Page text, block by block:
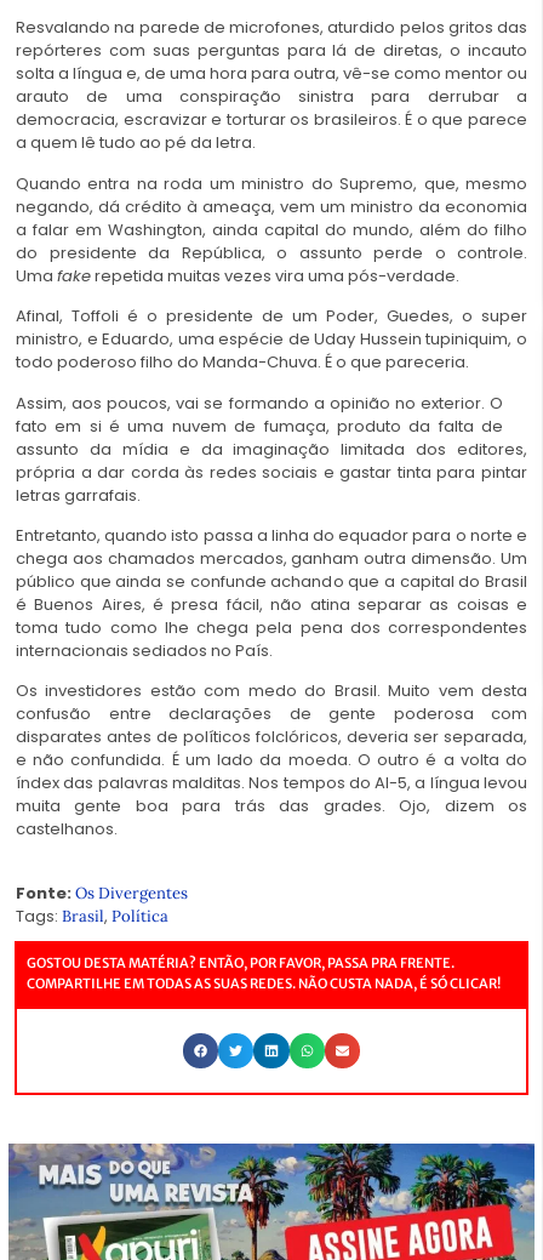
Resvalando na parede de microfones, aturdido pelos gritos das
repórteres com suas perguntas para lá de diretas, o incauto
solta a língua e, de uma hora para outra, vê-se como mentor ou
arauto de uma conspiração sinistra para derrubar a
democracia, escravizar e torturar os brasileiros. É o que parece
a quem lê tudo ao pé da letra.
Quando entra na roda um ministro do Supremo, que, mesmo
negando, dá crédito à ameaça, vem um ministro da economia
a falar em Washington, ainda capital do mundo, além do filho
do presidente da República, o assunto perde o controle.
Uma fakerepetida muitas vezes vira uma pós-verdade.
Afinal, Toffoli é o presidente de um Poder, Guedes, o super
ministro, e Eduardo, uma espécie de Uday Hussein tupiniquim, o
todo poderoso filho do Manda-Chuva. É o que pareceria.
Assim, aos poucos, vai se formando a opinião no exterior. O
fato em si é uma nuvem de fumaça, produto da falta de
assunto da mídia e da imaginação limitada dos editores,
própria a dar corda às redes sociais e gastar tinta para pintar
letras garrafais.
Entretanto, quando isto passa a linha do equador para o norte e
chega aos chamados mercados, ganham outra dimensão. Um
público que ainda se confunde achando que a capital do Brasil
é Buenos Aires, é presa fácil, não atina separar as coisas e
toma tudo como lhe chega pela pena dos correspondentes
internacionais sediados no País.
Os investidores estão com medo do Brasil. Muito vem desta
confusão entre declarações de gente poderosa com
disparates antes de políticos folclóricos, deveria ser separada,
e não confundida. É um lado da moeda. O outro é a volta do
índex das palavras malditas. Nos tempos do AI-5, a língua levou
muita gente boa para trás das grades. Ojo, dizem os
castelhanos.
Fonte: Os Divergentes
Tags: Brasil, Política
GOSTOU DESTA MATÉRIA? ENTÃO, POR FAVOR, PASSA PRA FRENTE.
COMPARTILHE EM TODAS AS SUAS REDES. NÃO CUSTA NADA, É SÓ CLICAR!